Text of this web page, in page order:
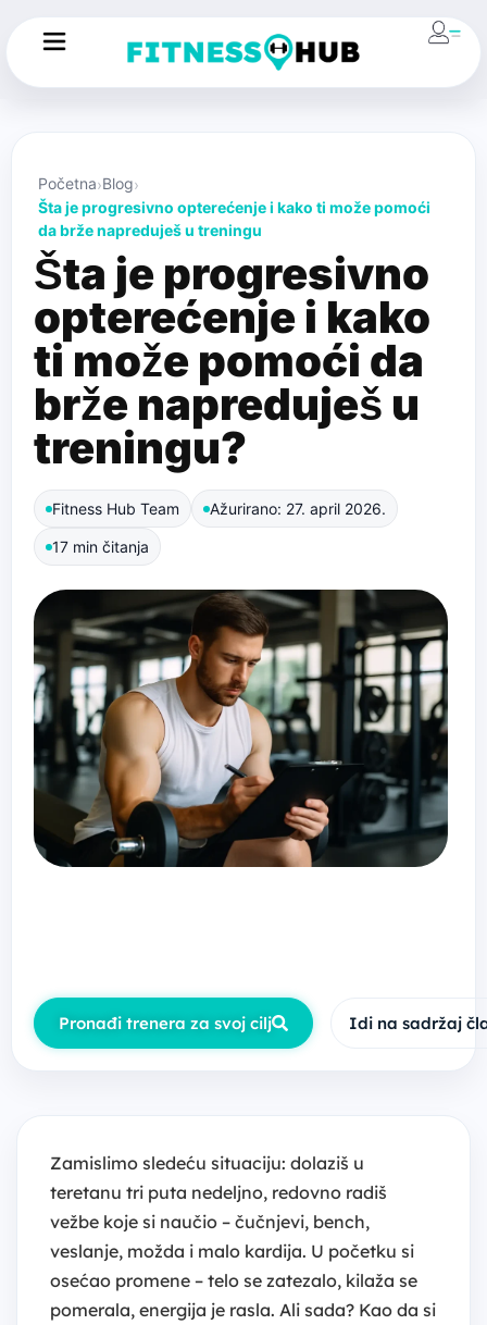
Početna Blog
Šta je progresivno opterećenje i kako ti može pomoći
da brže napreduješ u treningu
Šta je progresivno
opterećenje i kako
ti može pomoći da
brže napreduješ u
treningu?
Fitness Hub Team Ažurirano: 27. april 2026.
17 min čitanja
Pronađi trenera za svoj cilj Idi na sadržaj
Zamislimo sledeću situaciju: dolaziš u
teretanu tri puta nedeljno, redovno radiš
vežbe koje si naučio – čučnjevi, bench,
veslanje, možda i malo kardija. U početku si
osećao promene – telo se zatezalo, kilaža se
pomerala, energija je rasla. Ali sada? Kao da si